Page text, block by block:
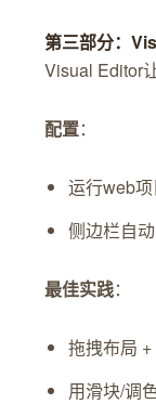
第三部分：
Visual Editor
配置：
运行web项
侧边栏自
最佳实践：
拖拽布局 +
用滑块/调